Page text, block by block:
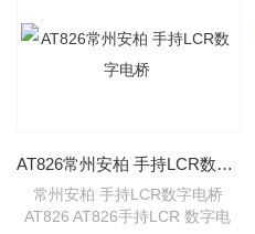
AT826常州安柏 手持LCR数字电桥
常州安柏 手持LCR数字电桥
AT826 AT826手持LCR 数字电